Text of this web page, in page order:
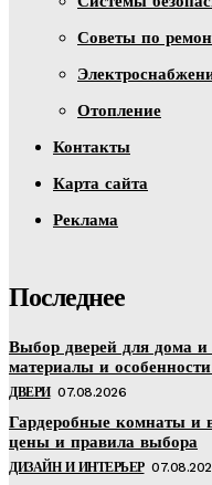
Советы по
Отопление
Контакты
Карта сайта
Реклама
Последнее
Выбор дверей для дома
материалы и
ДВЕРИ 07.08.2026
Гардеробные комнаты и
цены и правила выбора
ДИЗАЙН И ИНТЕРЬЕР